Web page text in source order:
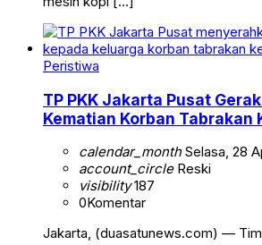
Peristiwa
TP PKK Jakarta Pusat
Kematian Korban Tabrakan
calendar_monthSelasa, 28
account_circleReski
visibility187
0Komentar
Jakarta, (duasatunews.com) —